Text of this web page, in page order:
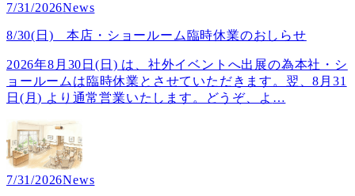
7/31/2026News
8/30(日) 本店・ショールーム臨時休業のおしらせ
2026年8月30日(日) は、社外イベントへ出展の為本社・シ
ョールームは臨時休業とさせていただきます。翌、8月31
日(月) より通常営業いたします。どうぞ、よ …
7/31/2026News